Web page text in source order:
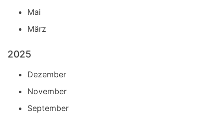
Mai
März
2025
Dezember
November
September